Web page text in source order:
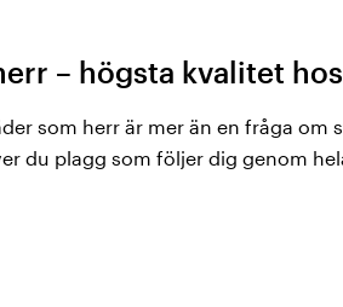
– högsta kvalitet
som herr är mer än en fråga om
du plagg som följer dig genom